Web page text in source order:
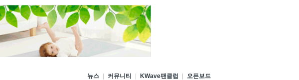
뉴스 커뮤니티 KWave팬클럽 오픈보드